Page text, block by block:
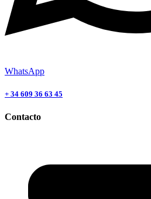
WhatsApp
+ 34 609 36 63 45
Contacto